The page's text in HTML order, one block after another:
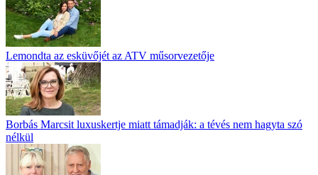
Lemondta az esküvőjét az ATV műsorvezetője
Borbás Marcsit luxuskertje miatt támadják: a tévés nem hagyta szó
nélkül